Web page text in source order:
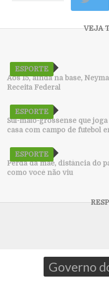
ESPORTE
Aos 15, ainda na base,
Receita Federal
ESPORTE
Sul-mato-grossense que
casa com campo de futebol
ESPORTE
Perda da mãe, distância do
como você não viu
Governo